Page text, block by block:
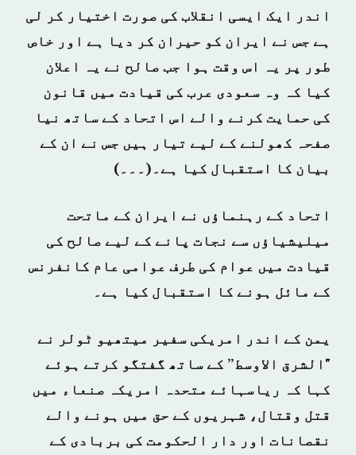
اندر ایک ایسی انقلاب کی صورت اختیار کر لی
ہے جس نے ایران کو حیران کر دیا ہے اور خاص
طور پر یہ اس وقت ہوا جب صالح نے یہ اعلان
کیا کہ وہ سعودی عرب کی قیادت میں قانون
کی حمایت کرنے والے اس اتحاد کے ساتھ نیا
صفحہ کھولنے کے لیے تیار ہیں جس نے ان کے
بیان کا استقبال کیا ہے۔(۔۔۔)
اتحاد کے رہنماؤں نے ایران کے ماتحت
میلیشیاؤں سے نجات پانے کے لیے صالح کی
قیادت میں عوام کی طرف عوامی عام کانفرنس
کے مائل ہونے کا استقبال کیا ہے۔
یمن کے اندر امریکی سفیر میتھیو ٹولر نے
"الشرق الاوسط” کے ساتھ گفتگو کرتے ہوئے
کہا کہ ریاسہائے متحدہ امریکہ صنعاء میں
قتل وقتال، شہریوں کے حق میں ہونے والے
نقصانات اور دار الحکومت کی بربادی کے